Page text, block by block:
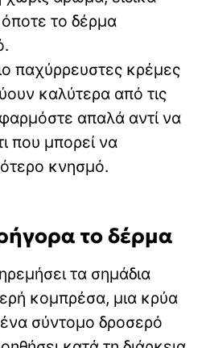
το δέρμα
παχύρρευστες κρέμες
καλύτερα από τις
απαλά αντί να
που μπορεί να
κνησμό.
το δέρμα
τα σημάδια
κομπρέσα, μια κρύα
σύντομο δροσερό